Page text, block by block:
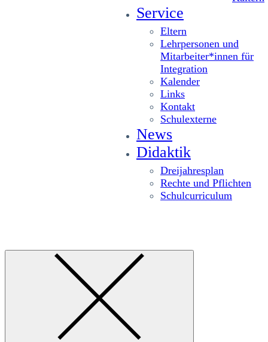
Service
Eltern
Lehrpersonen und
Mitarbeiter*innen für
Integration
Kalender
Links
Kontakt
Schulexterne
News
Didaktik
Dreijahresplan
Rechte und Pflichten
Schulcurriculum